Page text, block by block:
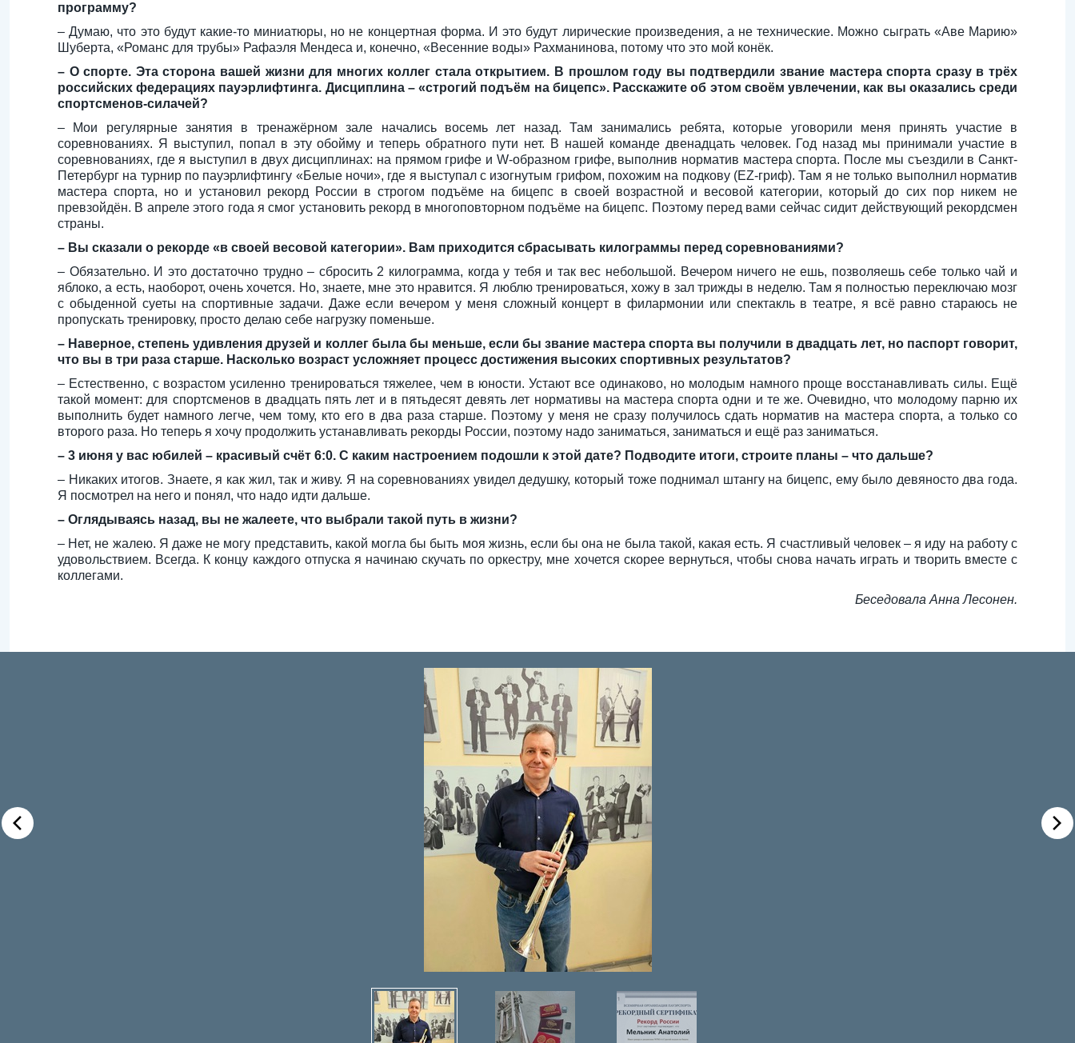
программу?
– Думаю, что это будут какие-то миниатюры, но не концертная форма. И это будут лирические произведения, а не технические. Можно сыграть «Аве Марию»
Шуберта, «Романс для трубы» Рафаэля Мендеса и, конечно, «Весенние воды» Рахманинова, потому что это мой конёк.
– О спорте. Эта сторона вашей жизни для многих коллег стала открытием. В прошлом году вы подтвердили звание мастера спорта сразу в трёх
российских федерациях пауэрлифтинга. Дисциплина – «строгий подъём на бицепс». Расскажите об этом своём увлечении, как вы оказались среди
спортсменов-силачей?
– Мои регулярные занятия в тренажёрном зале начались восемь лет назад. Там занимались ребята, которые уговорили меня принять участие в
соревнованиях. Я выступил, попал в эту обойму и теперь обратного пути нет. В нашей команде двенадцать человек. Год назад мы принимали участие в
соревнованиях, где я выступил в двух дисциплинах: на прямом грифе и W-образном грифе, выполнив норматив мастера спорта. После мы съездили в Санкт-
Петербург на турнир по пауэрлифтингу «Белые ночи», где я выступал с изогнутым грифом, похожим на подкову (EZ-гриф). Там я не только выполнил норматив
мастера спорта, но и установил рекорд России в строгом подъёме на бицепс в своей возрастной и весовой категории, который до сих пор никем не
превзойдён. В апреле этого года я смог установить рекорд в многоповторном подъёме на бицепс. Поэтому перед вами сейчас сидит действующий рекордсмен
страны.
– Вы сказали о рекорде «в своей весовой категории». Вам приходится сбрасывать килограммы перед соревнованиями?
– Обязательно. И это достаточно трудно – сбросить 2 килограмма, когда у тебя и так вес небольшой. Вечером ничего не ешь, позволяешь себе только чай и
яблоко, а есть, наоборот, очень хочется. Но, знаете, мне это нравится. Я люблю тренироваться, хожу в зал трижды в неделю. Там я полностью переключаю мозг
с обыденной суеты на спортивные задачи. Даже если вечером у меня сложный концерт в филармонии или спектакль в театре, я всё равно стараюсь не
пропускать тренировку, просто делаю себе нагрузку поменьше.
– Наверное, степень удивления друзей и коллег была бы меньше, если бы звание мастера спорта вы получили в двадцать лет, но паспорт говорит,
что вы в три раза старше. Насколько возраст усложняет процесс достижения высоких спортивных результатов?
– Естественно, с возрастом усиленно тренироваться тяжелее, чем в юности. Устают все одинаково, но молодым намного проще восстанавливать силы. Ещё
такой момент: для спортсменов в двадцать пять лет и в пятьдесят девять лет нормативы на мастера спорта одни и те же. Очевидно, что молодому парню их
выполнить будет намного легче, чем тому, кто его в два раза старше. Поэтому у меня не сразу получилось сдать норматив на мастера спорта, а только со
второго раза. Но теперь я хочу продолжить устанавливать рекорды России, поэтому надо заниматься, заниматься и ещё раз заниматься.
– 3 июня у вас юбилей – красивый счёт 6:0. С каким настроением подошли к этой дате? Подводите итоги, строите планы – что дальше?
– Никаких итогов. Знаете, я как жил, так и живу. Я на соревнованиях увидел дедушку, который тоже поднимал штангу на бицепс, ему было девяносто два года.
Я посмотрел на него и понял, что надо идти дальше.
– Оглядываясь назад, вы не жалеете, что выбрали такой путь в жизни?
– Нет, не жалею. Я даже не могу представить, какой могла бы быть моя жизнь, если бы она не была такой, какая есть. Я счастливый человек – я иду на работу с
удовольствием. Всегда. К концу каждого отпуска я начинаю скучать по оркестру, мне хочется скорее вернуться, чтобы снова начать играть и творить вместе с
коллегами.
Беседовала Анна Лесонен.